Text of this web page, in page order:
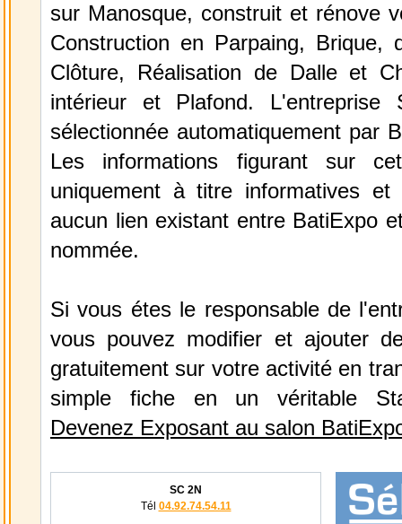
sur Manosque, construit et rénove
Construction en Parpaing, Brique,
Clôture, Réalisation de Dalle et
intérieur et Plafond.
sélectionnée automatiquement par
Les informations figurant sur
uniquement à titre informatives et
aucun lien existant entre BatiExpo
nommée.
Si vous étes le responsable de
vous pouvez modifier et ajouter
gratuitement sur votre activité en
simple fiche en un véritable
Devenez Exposant au salon
SC 2N
Tél 04.92.74.54.11